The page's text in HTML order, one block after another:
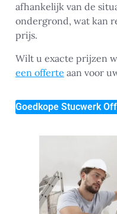
afhankelijk van de
ondergrond, wat kan
prijs.
Wilt u exacte prijzen
een offerte aan voor
Goedkope Stucwerk